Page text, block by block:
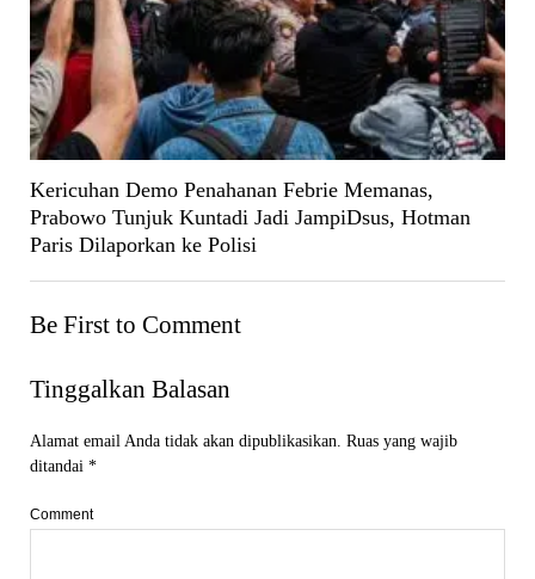
Kericuhan Demo Penahanan Febrie Memanas,
Prabowo Tunjuk Kuntadi Jadi JampiDsus, Hotman
Paris Dilaporkan ke Polisi
Be First to Comment
Tinggalkan Balasan
Alamat email Anda tidak akan dipublikasikan. Ruas yang wajib
ditandai *
Comment